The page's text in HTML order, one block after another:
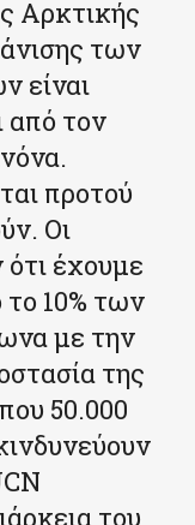
Αρκτικής
των
είναι
από τον
προτού
Οι
έχουμε
το 10% των
με την
της
50.000
του